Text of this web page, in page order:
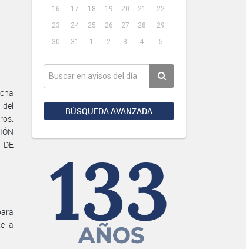
16
17 18 19 20 21
22
23
24 25 26 27 28
29
30
31 1 2 3 4 5
BÚSQUEDA AVANZADA
a